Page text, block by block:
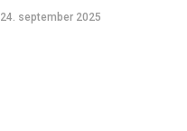
24. september 2025